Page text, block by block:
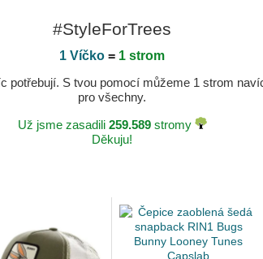
#StyleForTrees
1 Víčko = 1 strom
S tvou pomocí můžeme 1 strom
pro všechny.
Už jsme zasadili 259.589stromy
Děkuju!